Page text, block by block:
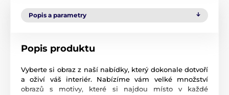
Popis a parametry
Popis produktu
Vyberte si obraz z naší nabídky, který dokonale dotvoří
a oživí váš interiér. Nabízíme vám velké množství
obrazů s motivy, které si najdou místo v každé